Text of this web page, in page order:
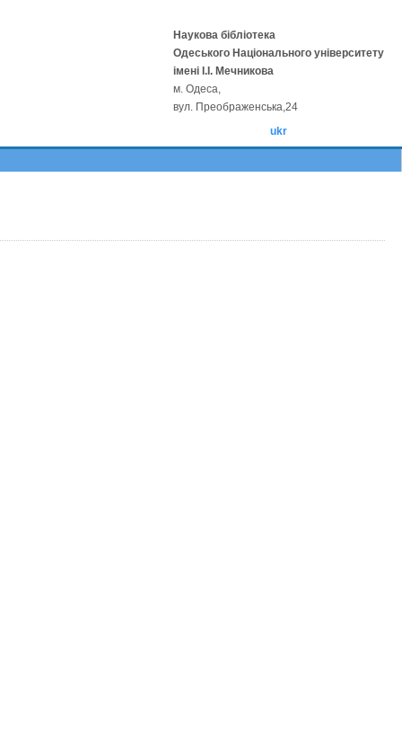
Наукова бібліотека
Одеського Національного університету
імені І.І. Мечникова
м. Одеса,
вул. Преображенська,24
ukr